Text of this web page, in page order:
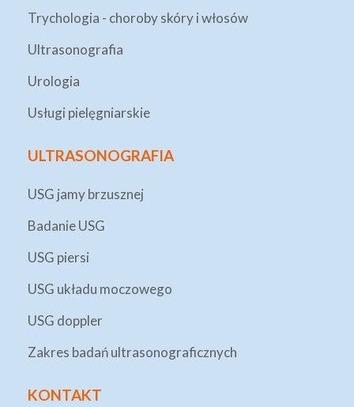
Trychologia - choroby skóry i włosów
Ultrasonografia
Urologia
Usługi pielęgniarskie
ULTRASONOGRAFIA
USG jamy brzusznej
Badanie USG
USG piersi
USG układu moczowego
USG doppler
Zakres badań ultrasonograficznych
KONTAKT